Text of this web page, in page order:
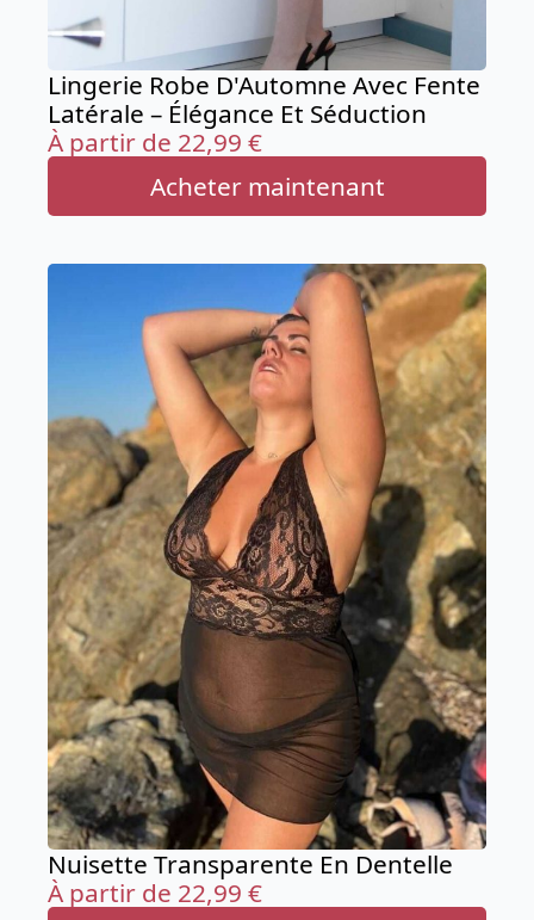
Lingerie Robe D'Automne Avec Fente
Latérale – Élégance Et Séduction
À partir de 22,99 €
Acheter maintenant
Nuisette Transparente En Dentelle
À partir de 22,99 €